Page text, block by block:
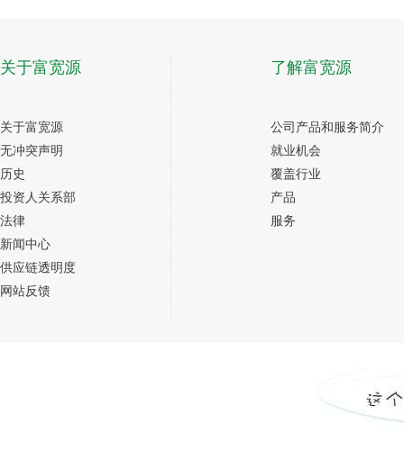
关于富宽源
关于富宽源
无冲突声明
历史
投资人关系部
法律
新闻中心
供应链透明度
网站反馈
了解富宽源
公司产品和服务简介
就业机会
覆盖行业
产品
服务